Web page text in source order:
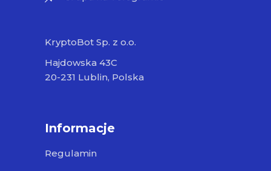
KryptoBot Sp. z o.o.
Hajdowska 43C
20-231 Lublin, Polska
Informacje
Regulamin